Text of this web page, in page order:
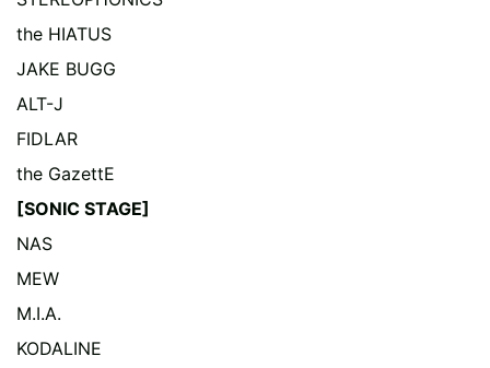
the HIATUS
JAKE BUGG
ALT-J
FIDLAR
the GazettE
[SONIC STAGE]
NAS
MEW
M.I.A.
KODALINE